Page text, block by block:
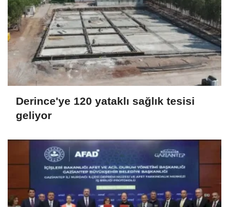
Derince'ye 120 yataklı sağlık tesisi
geliyor